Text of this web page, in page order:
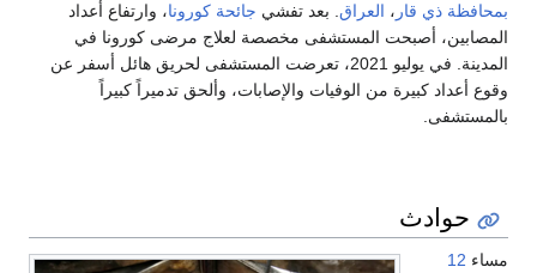
بمحافظة ذي قار ، العراق . بعد تفشي جائحة كورونا، وارتفاع أعداد
المصابين، أصبحت المستشفى مخصصة لعلاج مرضى كورونا في
المدينة. في يوليو 2021، تعرضت المستشفى لحريق هائل أسفر عن
وقوع أعداد كبيرة من الوفيات والإصابات، وألحق تدميراً كبيراً
بالمستشفى.
حوادث
مساء 12